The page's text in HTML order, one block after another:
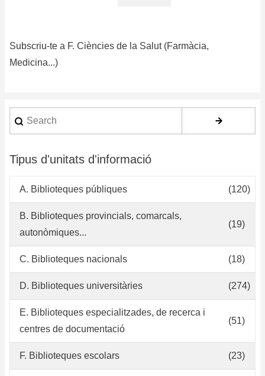
Subscriu-te a F. Ciències de la Salut (Farmàcia,
Medicina...)
Search
Tipus d'unitats d'informació
A. Biblioteques públiques (120)
B. Biblioteques provincials, comarcals,
autonòmiques...
(19)
C. Biblioteques nacionals (18)
D. Biblioteques universitàries (274)
E. Biblioteques especialitzades, de recerca i
centres de documentació
(51)
F. Biblioteques escolars (23)